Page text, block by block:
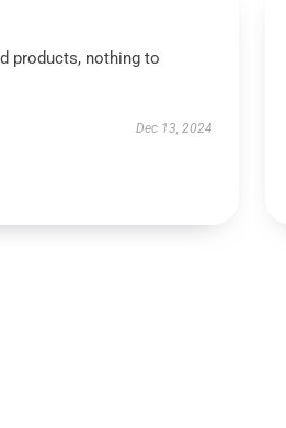
products, nothing to
Dec 13, 2024